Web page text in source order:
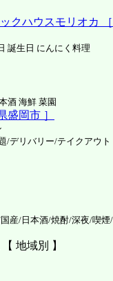
クハウスモリオカ
誕生日 にんにく料理
酒 海鮮 菜園
盛岡市 ］
デリバリー/テイクアウト
産/日本酒/焼酎/深夜/喫煙
【 地域別 】